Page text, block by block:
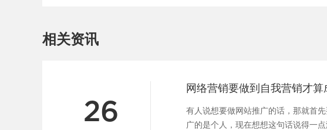
相关资讯
26
网络营销要做到自我营销才算
有人说想要做网站推广的话，那就首先
广的是个人，现在想想这句话说得一